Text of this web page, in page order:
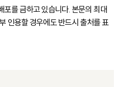
포를 금하고 있습니다. 본문의 최대
인용할 경우에도반드시 출처를 표